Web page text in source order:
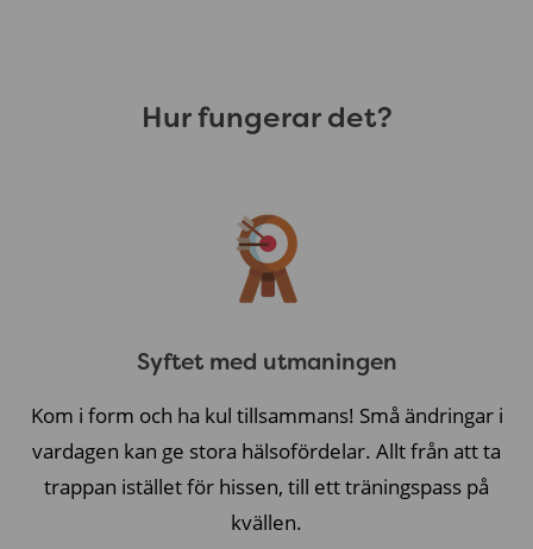
Hur fungerar det?
Syftet med utmaningen
Kom i form och ha kul tillsammans! Små ändringar i
vardagen kan ge stora hälsofördelar. Allt från att ta
trappan istället för hissen, till ett träningspass på
kvällen.